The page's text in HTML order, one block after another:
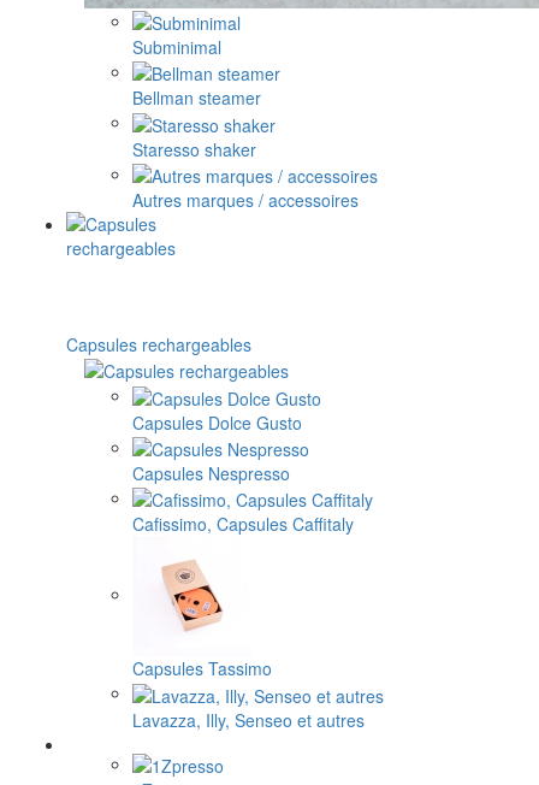
Subminimal
Bellman steamer
Staresso shaker
Autres marques / accessoires
Capsules rechargeables
Capsules Dolce Gusto
Capsules Nespresso
Cafissimo, Capsules Caffitaly
Capsules Tassimo
Lavazza, Illy, Senseo et autres